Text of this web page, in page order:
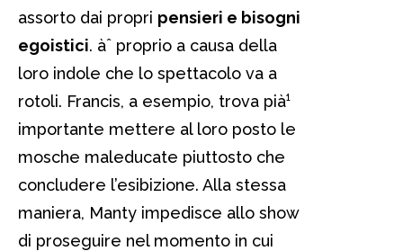
assorto dai propri pensieri e bisogni
egoistici. àˆ proprio a causa della
loro indole che lo spettacolo va a
rotoli. Francis, a esempio, trova pià¹
importante mettere al loro posto le
mosche maleducate piuttosto che
concludere l’esibizione. Alla stessa
maniera, Manty impedisce allo show
di proseguire nel momento in cui